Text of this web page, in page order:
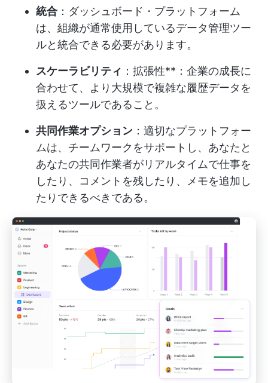
統合 ：ダッシュボード・プラットフォーム
は、組織が通常使用しているデータ管理ツー
ルと統合できる必要があります。
スケーラビリティ ：拡張性**：企業の成長に
合わせて、より大規模で複雑な履歴データを
扱えるツールであること。
共同作業オプション ：適切なプラットフォー
ムは、チームワークをサポートし、あなたと
あなたの共同作業者がリアルタイムで仕事を
したり、コメントを残したり、メモを追加し
たりできるべきである。